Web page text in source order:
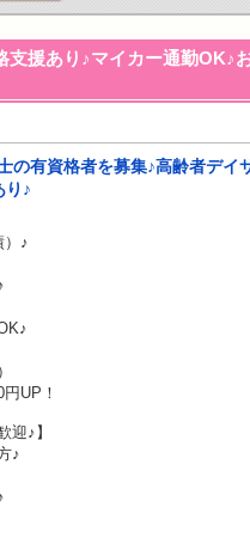
援あり♪マイカー通勤OK♪
の有資格者を募集♪高齢者デイ
り♪
♪
UP！
迎♪】
♪